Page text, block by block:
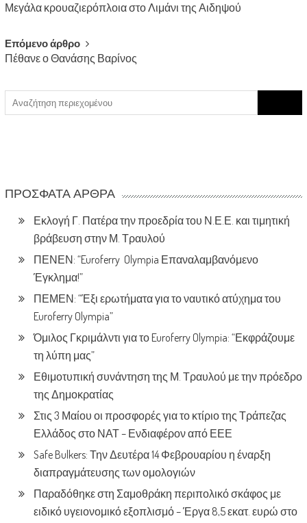
navigation
Μεγάλα κρουαζιερόπλοια στο Λιμάνι της Αιδηψού
Επόμενο άρθρο
Πέθανε ο Θανάσης Βαρίνος
for:
ΠΡΌΣΦΑΤΑ ΆΡΘΡΑ
Εκλογή Γ. Πατέρα την προεδρία του Ν.Ε.Ε. και τιμητική
βράβευση στην Μ. Τραυλού
ΠΕΝΕΝ: “Euroferry Olympia Επαναλαμβανόμενο
Έγκλημα!”
ΠΕΜΕΝ: “Έξι ερωτήματα για το ναυτικό ατύχημα του
Euroferry Olympia”
Όμιλος Γκριμάλντι για το Euroferry Olympia: “Εκφράζουμε
τη λύπη μας”
Εθιμοτυπική συνάντηση της Μ. Τραυλού με την πρόεδρο
της Δημοκρατίας
Στις 3 Μαίου οι προσφορές για το κτίριο της Τράπεζας
Ελλάδος στο ΝΑΤ – Ενδιαφέρον από ΕΕΕ
Safe Bulkers: Την Δευτέρα 14 Φεβρουαρίου η έναρξη
διαπραγμάτευσης των ομολογιών
Παραδόθηκε στη Σαμοθράκη περιπολικό σκάφος με
ειδικό υγειονομικό εξοπλισμό – Έργα 8,5 εκατ. ευρώ στο